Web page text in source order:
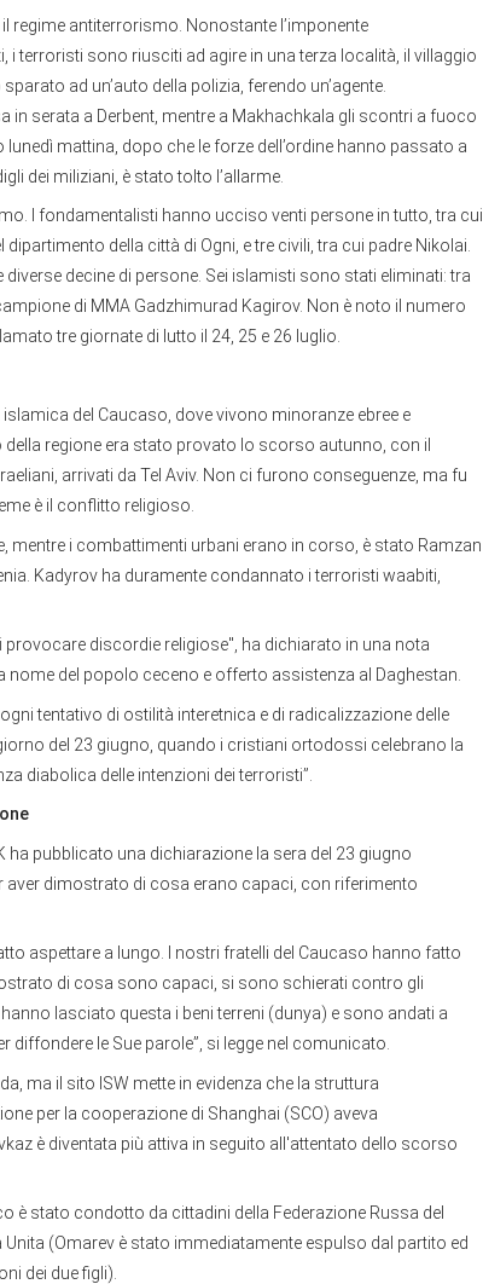
regime antiterrorismo. Nonostante l’imponente
i terroristi sono riusciti ad agire in una terza località, il villaggio
ad un’auto della polizia, ferendo un’agente.
in serata a Derbent, mentre a Makhachkala gli scontri a fuoco
mattina, dopo che le forze dell’ordine hanno passato a
dei miliziani, è stato tolto l’allarme.
I fondamentalisti hanno ucciso venti persone in tutto, tra cui
della città di Ogni, e tre civili, tra cui padre Nikolai.
decine di persone. Sei islamisti sono stati eliminati: tra
di MMA Gadzhimurad Kagirov. Non è noto il numero
tre giornate di lutto il 24, 25 e 26 luglio.
del Caucaso, dove vivono minoranze ebree e
regione era stato provato lo scorso autunno, con il
arrivati da Tel Aviv. Non ci furono conseguenze, ma fu
è il conflitto religioso.
mentre i combattimenti urbani erano in corso, è stato Ramzan
Kadyrov ha duramente condannato i terroristi waabiti,
provocare discordie religiose", ha dichiarato in una nota
del popolo ceceno e offerto assistenza al Daghestan.
tentativo di ostilità interetnica e di radicalizzazione delle
del 23 giugno, quando i cristiani ortodossi celebrano la
diabolica delle intenzioni dei terroristi”.
ha pubblicato una dichiarazione la sera del 23 giugno
aver dimostrato di cosa erano capaci, con riferimento
aspettare a lungo. I nostri fratelli del Caucaso hanno fatto
di cosa sono capaci, si sono schierati contro gli
lasciato questa i beni terreni (dunya) e sono andati a
diffondere le Sue parole”, si legge nel comunicato.
ma il sito ISW mette in evidenza che la struttura
per la cooperazione di Shanghai (SCO) aveva
è diventata più attiva in seguito all'attentato dello scorso
è stato condotto da cittadini della Federazione Russa del
(Omarev è stato immediatamente espulso dal partito ed
dei due figli).